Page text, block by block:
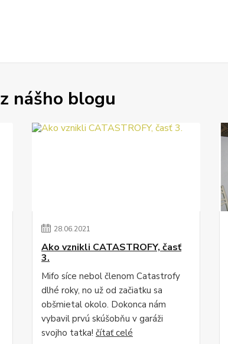
nášho blogu
28.06.2021
Ako vznikli CATASTROFY, časť
3.
Mifo síce nebol členom Catastrofy
dlhé roky, no už od začiatku sa
obšmietal okolo. Dokonca nám
vybavil prvú skúšobňu v garáži
svojho tatka! čítať celé